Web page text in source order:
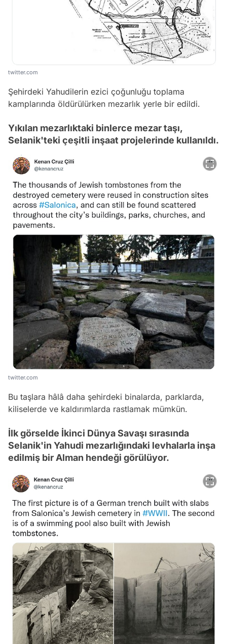
twitter.com
Şehirdeki Yahudilerin ezici çoğunluğu toplama
kamplarında öldürülürken mezarlık yerle bir edildi.
Yıkılan mezarlıktaki binlerce mezar taşı,
Selanik'teki çeşitli inşaat projelerinde kullanıldı.
twitter.com
Bu taşlara hâlâ daha şehirdeki binalarda, parklarda,
kiliselerde ve kaldırımlarda rastlamak mümkün.
İlk görselde İkinci Dünya Savaşı sırasında
Selanik'in Yahudi mezarlığındaki levhalarla inşa
edilmiş bir Alman hendeği görülüyor.